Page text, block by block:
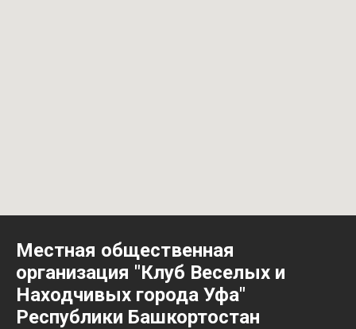
Местная общественная
организация "Клуб Веселых и
Находчивых города Уфа"
Республики Башкортостан